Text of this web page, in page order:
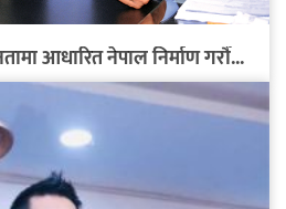
आधारित नेपाल निर्माण गरौँ...